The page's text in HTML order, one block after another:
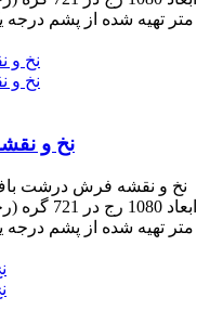
متر تهیه شده از پشم درجه
نخ و
متر تهیه شده از پشم درجه